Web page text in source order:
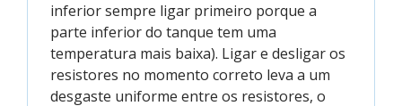
inferior sempre ligar primeiro porque a
parte inferior do tanque tem uma
temperatura mais baixa). Ligar e desligar os
resistores no momento correto leva a um
desgaste uniforme entre os resistores, o